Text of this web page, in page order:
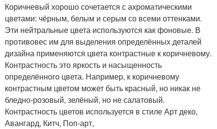
Коричневый хорошо сочетается с ахроматическими
цветами: чёрным, белым и серым со всеми оттенками.
Эти нейтральные цвета используются как фоновые. В
противовес им для выделения определённых деталей
дизайна применяются цвета контрастные к коричневому.
Контрастность это яркость и насыщенность
определённого цвета. Например, к коричневому
контрастным цветом может быть красный, но никак не
бледно-розовый, зелёный, но не салатовый.
Контрастность цветов используется в стиле Арт деко,
Авангард, Китч, Поп-арт,